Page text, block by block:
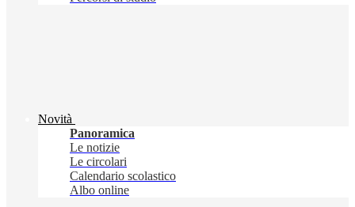
Novità
Panoramica
Le notizie
Le circolari
Calendario scolastico
Albo online